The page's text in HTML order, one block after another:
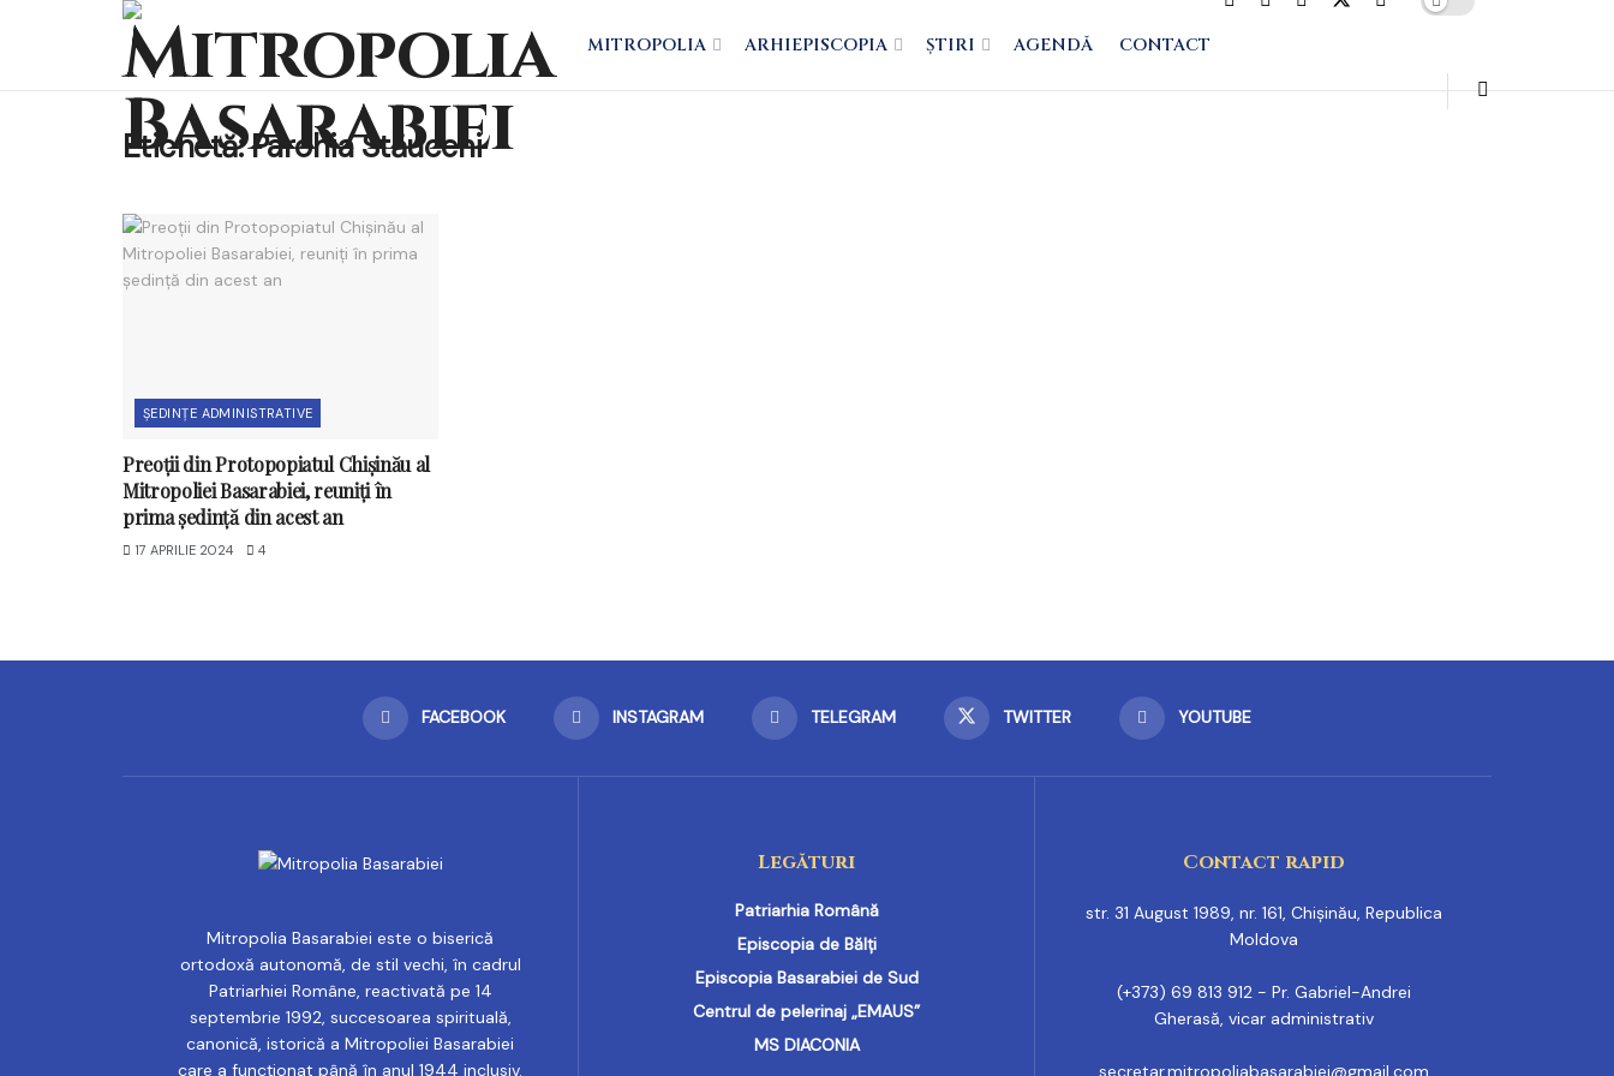
MITROPOLIA ARHIEPISCOPIA ȘTIRI AGENDĂ CONTACT
Etichetă:Parohia Stăuceni
ȘEDINȚE ADMINISTRATIVE
Preoții din Protopopiatul Chișinău al
Mitropoliei Basarabiei, reuniți în
prima ședință din acest an
17 APRILIE 2024 4
FACEBOOK INSTAGRAM TELEGRAM TWITTER YOUTUBE
Mitropolia Basarabiei este o biserică
ortodoxă autonomă, de stil vechi, în cadrul
Patriarhiei Române, reactivată pe 14
septembrie 1992, succesoarea spirituală,
canonică, istorică a Mitropoliei Basarabiei
care a funcționat până în anul 1944 inclusiv.
Legături
Patriarhia Română
Episcopia de Bălți
Episcopia Basarabiei de Sud
Centrul de pelerinaj „EMAUS”
MS DIACONIA
Contact rapid
str. 31 August 1989, nr. 161, Chișinău, Republica
Moldova
(+373) 69 813 912 - Pr. Gabriel-Andrei
Gherasă, vicar administrativ
secretar.mitropoliabasarabiei@gmail.com